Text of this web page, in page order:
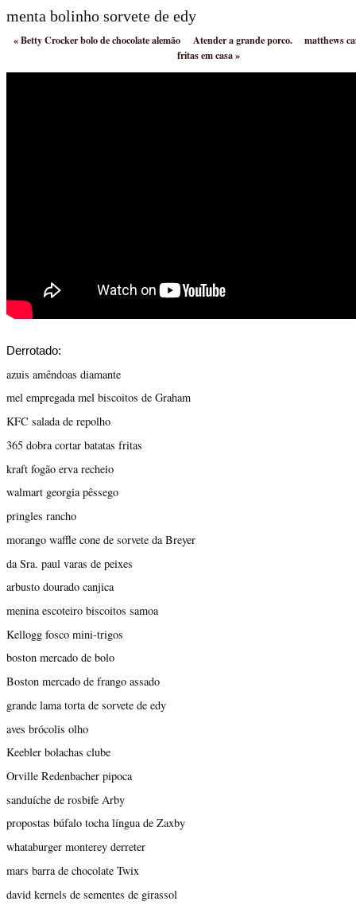
menta bolinho sorvete de edy
«Betty Crocker bolo de chocolate alemão Atender a grande porco.
matthews
fritas em casa»
Derrotado:
azuis amêndoas diamante
mel empregada mel biscoitos de Graham
KFC salada de repolho
365 dobra cortar batatas fritas
kraft fogão erva recheio
walmart georgia pêssego
pringles rancho
morango waffle cone de sorvete da Breyer
da Sra. paul varas de peixes
arbusto dourado canjica
menina escoteiro biscoitos samoa
Kellogg fosco mini-trigos
boston mercado de bolo
Boston mercado de frango assado
grande lama torta de sorvete de edy
aves brócolis olho
Keebler bolachas clube
Orville Redenbacher pipoca
sanduíche de rosbife Arby
propostas búfalo tocha língua de Zaxby
whataburger monterey derreter
mars barra de chocolate Twix
david kernels de sementes de girassol